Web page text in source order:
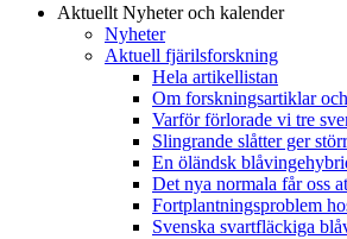
Aktuellt Nyheter och kalender
Nyheter
Aktuell fjärilsforskning
Hela artikellistan
Om forskningsartiklar
Varför förlorade vi tre
Slingrande slåtter ger
En öländsk
Det nya normala får oss
Fortplantningsproblem
Svenska svartfläckiga